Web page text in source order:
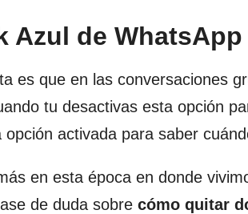
Azul de
es que en las conversaciones
tu desactivas esta opción
activada para saber
en esta época en donde
de duda sobre cómo quitar